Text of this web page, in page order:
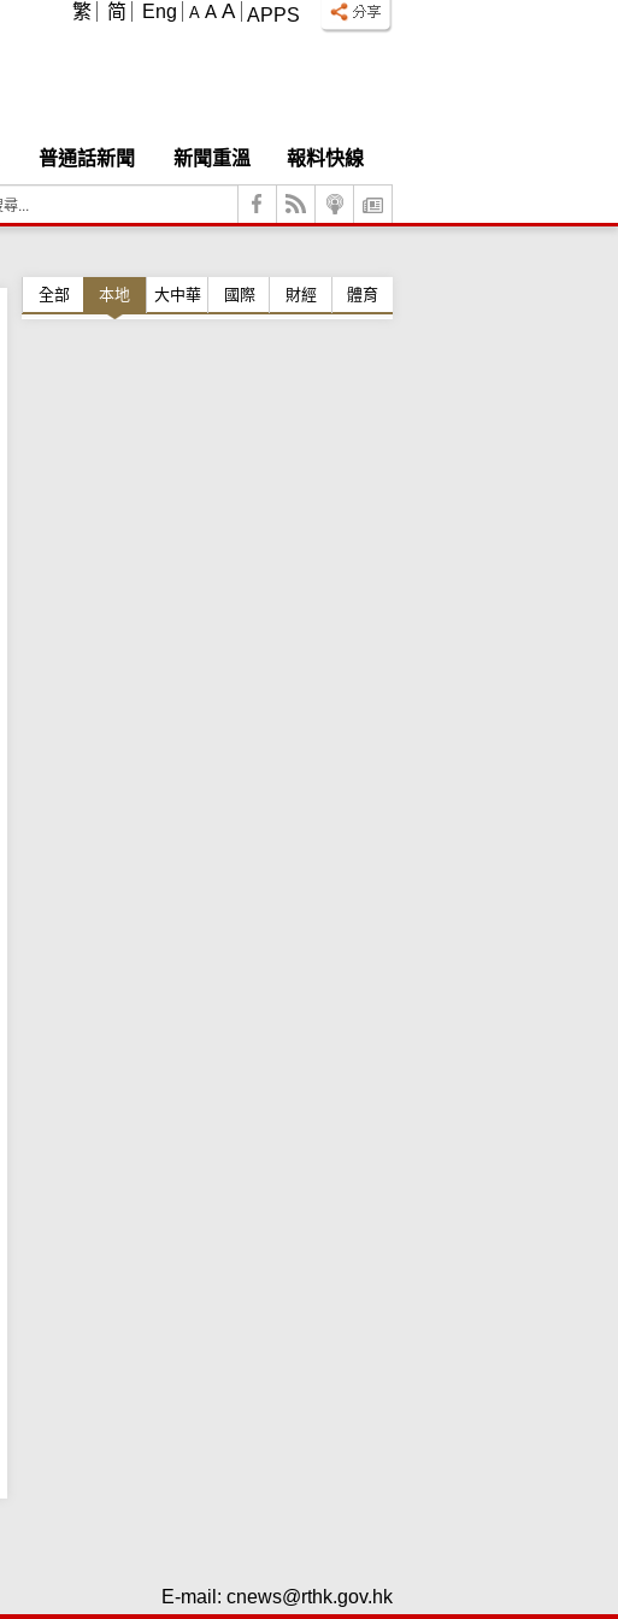
APPS
A A A
繁 简 Eng
普通話新聞 新聞重溫
報料快線
全部 本地 大中華 國際 財經 體育
E-mail: cnews@rthk.gov.hk